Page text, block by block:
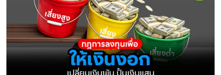
ระบบ
แฟ